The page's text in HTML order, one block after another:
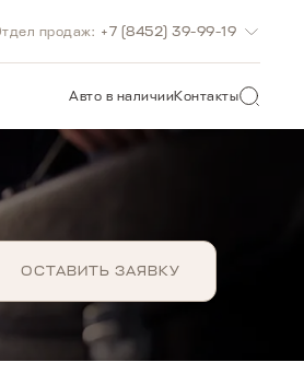
Авто в наличииКонтакты
продаж: +7 (8452) 39-99-19
ОСТАВИТЬ ЗАЯВКУ